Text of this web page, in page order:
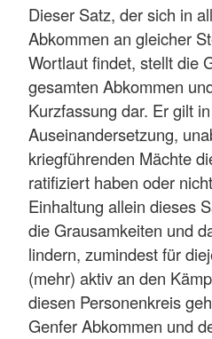
Dieser Satz, der sich in
Abkommen an gleicher
Wortlaut findet, stellt die
gesamten Abkommen
Kurzfassung dar. Er gilt
Auseinandersetzung,
kriegführenden Mächte
ratifiziert haben oder
Einhaltung allein dieses
die Grausamkeiten und
lindern, zumindest für
(mehr) aktiv an den
diesen Personenkreis
Genfer Abkommen und